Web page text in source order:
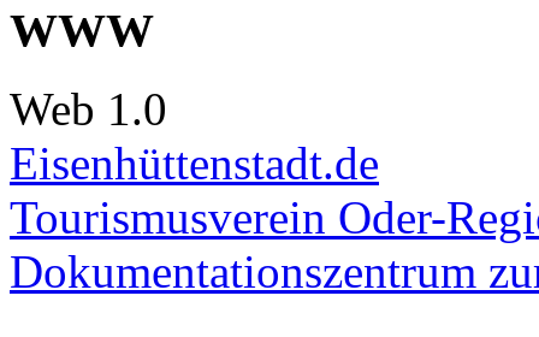
WWW
Web 1.0
Eisenhüttenstadt.de
Tourismusverein Oder-
Dokumentationszentrum